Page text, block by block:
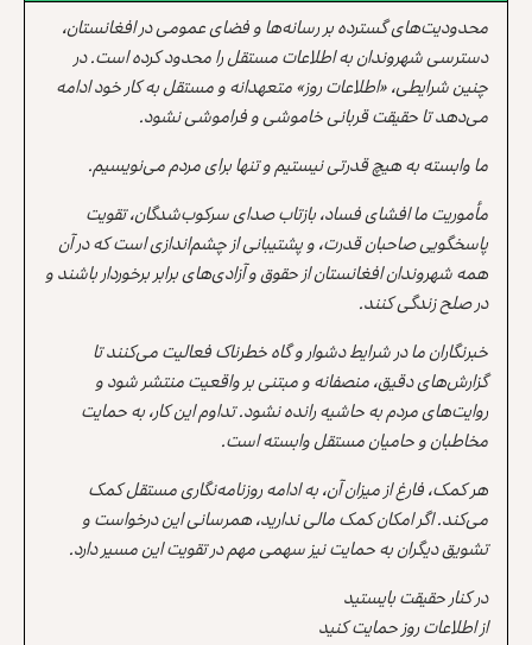
محدودیت‌های گسترده بر رسانه‌ها و فضای عمومی در افغانستان،
دسترسی شهروندان به اطلاعات مستقل را محدود کرده است. در
چنین شرایطی، «اطلاعات روز» متعهدانه و مستقل به کار خود ادامه
می‌دهد تا حقیقت قربانی خاموشی و فراموشی نشود.
ما وابسته به هیچ قدرتی نیستیم و تنها برای مردم می‌نویسیم.
مأموریت ما افشای فساد، بازتاب صدای سرکوب‌شدگان، تقویت
پاسخگویی صاحبان قدرت، و پشتیبانی از چشم‌اندازی است که در آن
همه شهروندان افغانستان از حقوق و آزادی‌های برابر برخوردار باشند و
در صلح زندگی کنند.
خبرنگاران ما در شرایط دشوار و گاه خطرناک فعالیت می‌کنند تا
گزارش‌های دقیق، منصفانه و مبتنی بر واقعیت منتشر شود و
روایت‌های مردم به حاشیه رانده نشود. تداوم این کار، به حمایت
مخاطبان و حامیان مستقل وابسته است.
هر کمک، فارغ از میزان آن، به ادامه روزنامه‌نگاری مستقل کمک
می‌کند. اگر امکان کمک مالی ندارید، همرسانی این درخواست و
تشویق دیگران به حمایت نیز سهمی مهم در تقویت این مسیر دارد.
در کنار حقیقت بایستید
از اطلاعات روز حمایت کنید